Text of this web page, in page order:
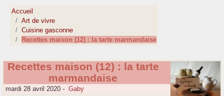
Accueil
Art de vivre
Cuisine gasconne
Recettes maison (12) : la tarte marmandaise
Recettes maison (12) : la tarte
marmandaise
mardi 28 avril 2020 - Gaby